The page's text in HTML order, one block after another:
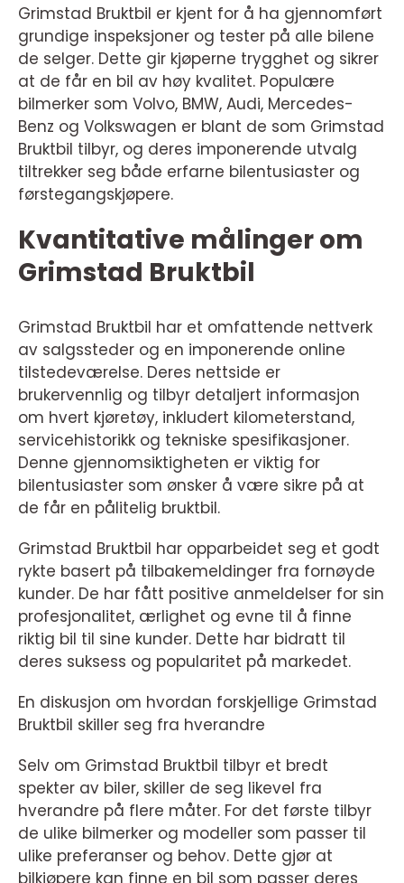
Grimstad Bruktbil er kjent for å ha gjennomført
grundige inspeksjoner og tester på alle bilene
de selger. Dette gir kjøperne trygghet og sikrer
at de får en bil av høy kvalitet. Populære
bilmerker som Volvo, BMW, Audi, Mercedes-
Benz og Volkswagen er blant de som Grimstad
Bruktbil tilbyr, og deres imponerende utvalg
tiltrekker seg både erfarne bilentusiaster og
førstegangskjøpere.
Kvantitative målinger om
Grimstad Bruktbil
Grimstad Bruktbil har et omfattende nettverk
av salgssteder og en imponerende online
tilstedeværelse. Deres nettside er
brukervennlig og tilbyr detaljert informasjon
om hvert kjøretøy, inkludert kilometerstand,
servicehistorikk og tekniske spesifikasjoner.
Denne gjennomsiktigheten er viktig for
bilentusiaster som ønsker å være sikre på at
de får en pålitelig bruktbil.
Grimstad Bruktbil har opparbeidet seg et godt
rykte basert på tilbakemeldinger fra fornøyde
kunder. De har fått positive anmeldelser for sin
profesjonalitet, ærlighet og evne til å finne
riktig bil til sine kunder. Dette har bidratt til
deres suksess og popularitet på markedet.
En diskusjon om hvordan forskjellige Grimstad
Bruktbil skiller seg fra hverandre
Selv om Grimstad Bruktbil tilbyr et bredt
spekter av biler, skiller de seg likevel fra
hverandre på flere måter. For det første tilbyr
de ulike bilmerker og modeller som passer til
ulike preferanser og behov. Dette gjør at
bilkjøpere kan finne en bil som passer deres